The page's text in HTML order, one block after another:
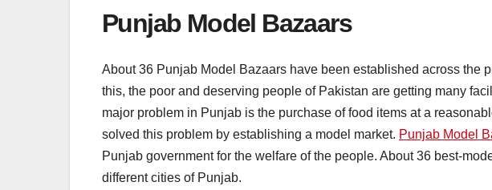
Punjab Model Bazaars
About 36 Punjab Model Bazaars have been established across the
this, the poor and deserving people of Pakistan are getting many
major problem in Punjab is the purchase of food items at a
solved this problem by establishing a model market. Punjab Model
Punjab government for the welfare of the people. About 36 best-
different cities of Punjab.